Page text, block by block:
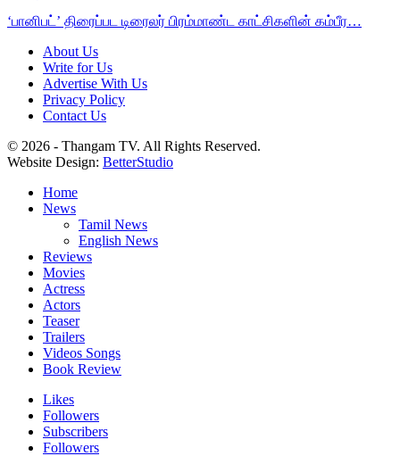
‘பானிபட்’ திரைப்பட டிரைலர் பிரம்மாண்ட காட்சிகளின் கம்பீர…
About Us
Write for Us
Advertise With Us
Privacy Policy
Contact Us
© 2026 - Thangam TV. All Rights Reserved.
Website Design: BetterStudio
Home
News
Tamil News
English News
Reviews
Movies
Actress
Actors
Teaser
Trailers
Videos Songs
Book Review
Likes
Followers
Subscribers
Followers